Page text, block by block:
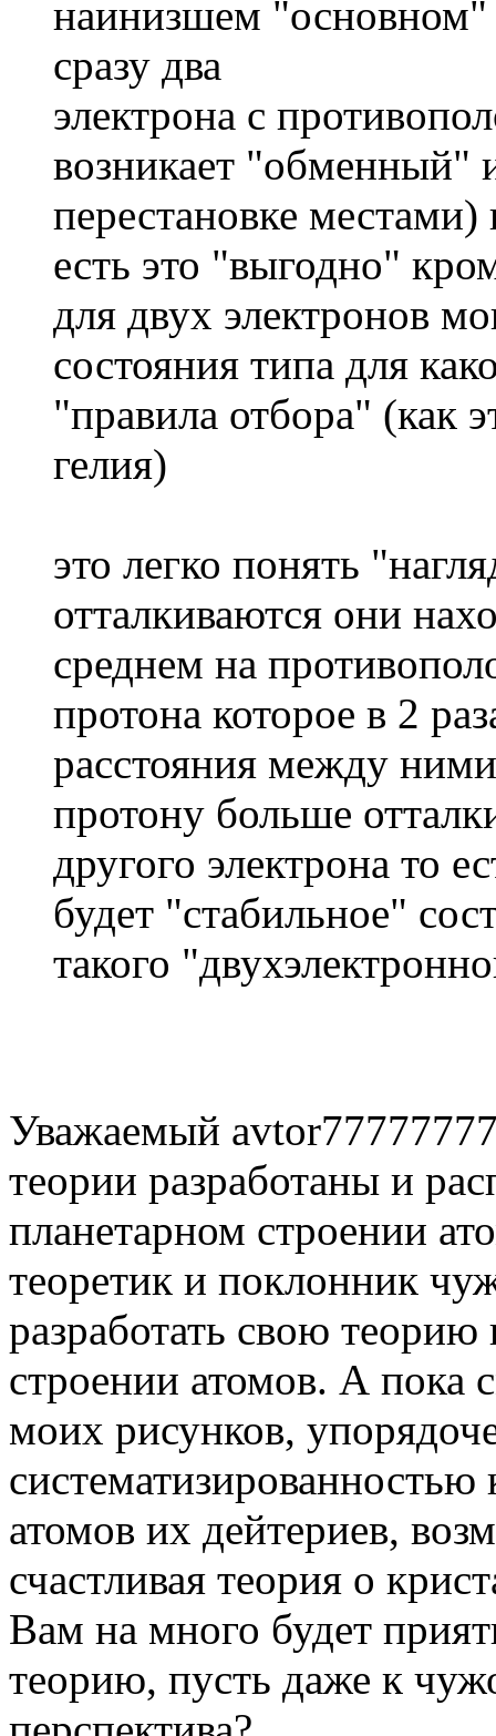
наинизшем "основном"
сразу два
электрона с
возникает "обменный"
перестановке
есть это "выгодно"
для двух электронов
состояния типа для
"правила отбора" (как
гелия)
это легко понять
отталкиваются они
среднем на
протона которое в 2
расстояния между
протону больше
другого электрона то
будет "стабильное"
такого
Уважаемый
теории разработаны и
планетарном строении
теоретик и поклонник
разработать свою
строении атомов. А пока
моих рисунков,
атомов их дейтериев,
счастливая теория о
Вам на много будет
теорию, пусть даже к